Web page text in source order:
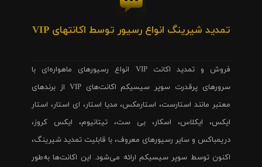
تمدید شیرینگ انواع رسیور توسط اکانتهای VIP
فروش و تمدید اکانت VIP انواع رسیورهای ماهواره‌ای با
سرورهای پرقدرت سوپر سیسیکم اکانت‌های VIP از برندهای
معتبر مانند استارست، استارمکس، مدیا استار، ای استار، استار
ایکس، ایکلاس، اسکار، بی ست، تیتانیوم، ایکس کروز،
دریمباکس و سایر رسیورهای معروف، با قابلیت تمدید شیرینگ،
اکنون توسط سوپر سیسیکم ارائه می‌شود. این اکانت‌ها به‌طور